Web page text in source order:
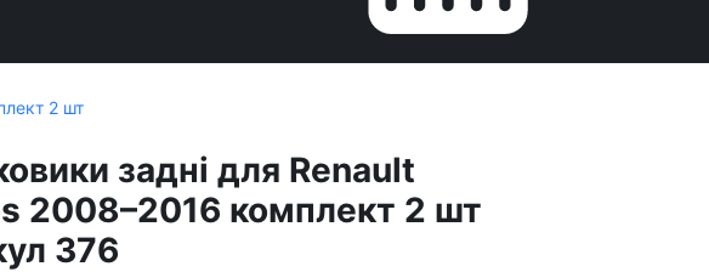
2 шт
задні для Renault
2008–2016 комплект 2 шт
376